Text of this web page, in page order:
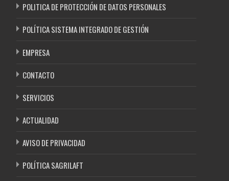
POLITICA DE PROTECCIÓN DE DATOS PERSONALES
POLÍTICA SISTEMA INTEGRADO DE GESTIÓN
EMPRESA
CONTACTO
SERVICIOS
ACTUALIDAD
AVISO DE PRIVACIDAD
POLÍTICA SAGRILAFT